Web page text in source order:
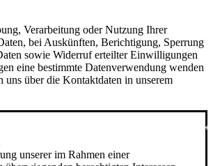
Verarbeitung oder Nutzung Ihrer
bei Auskünften, Berichtigung, Sperrung
sowie Widerruf erteilter Einwilligungen
eine bestimmte Datenverwendung wenden
uns über die Kontaktdaten in unserem
unserer im Rahmen einer